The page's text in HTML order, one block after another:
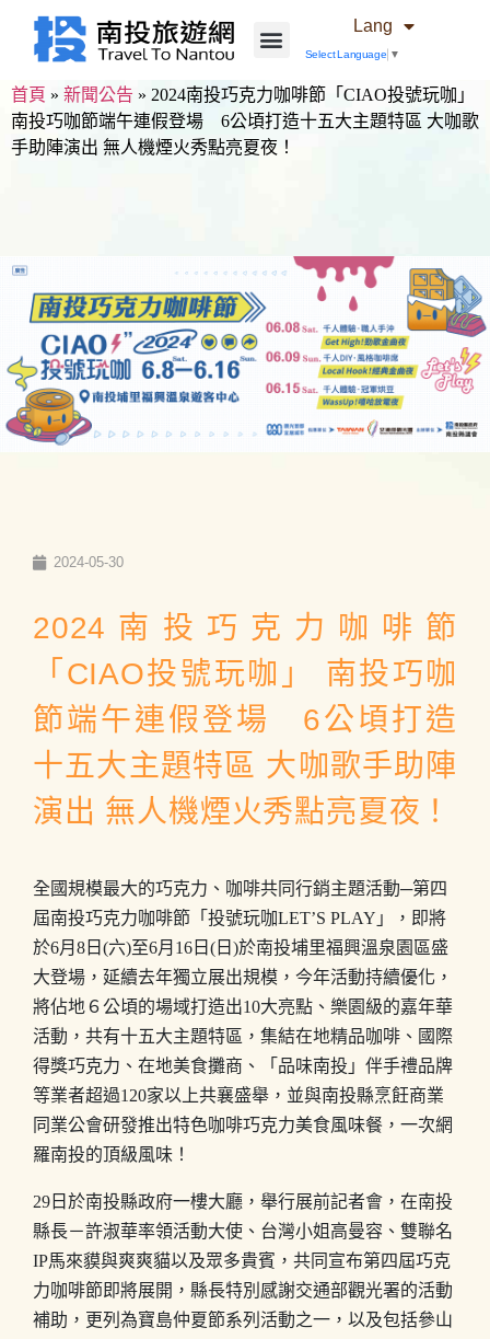
Lang
Select Language ▼
首頁 » 新聞公告 » 2024南投巧克力咖啡節「CIAO投號玩咖」
南投巧咖節端午連假登場 6公頃打造十五大主題特區 大咖歌
手助陣演出 無人機煙火秀點亮夏夜！
2024-05-30
2024南投巧克力咖啡節
「CIAO投號玩咖」 南投巧咖
節端午連假登場 6公頃打造
十五大主題特區 大咖歌手助陣
演出 無人機煙火秀點亮夏夜！
全國規模最大的巧克力、咖啡共同行銷主題活動─第四
屆南投巧克力咖啡節「投號玩咖LET’S PLAY」，即將
於6月8日(六)至6月16日(日)於南投埔里福興溫泉園區盛
大登場，延續去年獨立展出規模，今年活動持續優化，
將佔地６公頃的場域打造出10大亮點、樂園級的嘉年華
活動，共有十五大主題特區，集結在地精品咖啡、國際
得獎巧克力、在地美食攤商、「品味南投」伴手禮品牌
等業者超過120家以上共襄盛舉，並與南投縣烹飪商業
同業公會研發推出特色咖啡巧克力美食風味餐，一次網
羅南投的頂級風味！
29日於南投縣政府一樓大廳，舉行展前記者會，在南投
縣長－許淑華率領活動大使、台灣小姐高曼容、雙聯名
IP馬來貘與爽爽貓以及眾多貴賓，共同宣布第四屆巧克
力咖啡節即將展開，縣長特別感謝交通部觀光署的活動
補助 ， 更列為寶島仲夏節系列活動之一，以及包括參山